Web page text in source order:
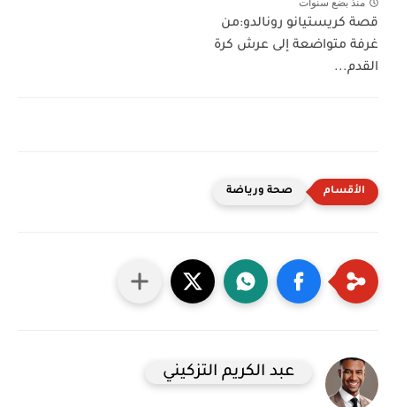
قصة كريستيانو رونالدو:من
غرفة متواضعة إلى عرش كرة
القدم...
صحة ورياضة
عبد الكريم التزكيني